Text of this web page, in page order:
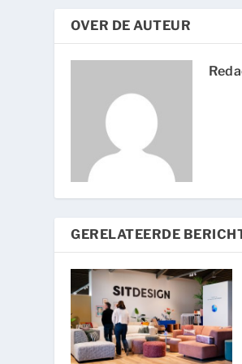
OVER DE AUTEUR
GERELATEERDE